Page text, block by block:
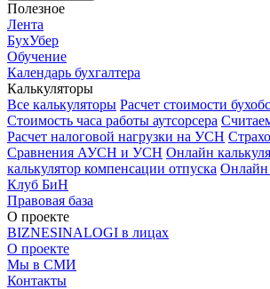
Полезное
Лента
БухУбер
Обучение
Календарь бухгалтера
Калькуляторы
Все калькуляторы Расчет стоимости
Стоимость часа работы аутсорсера
Расчет налоговой нагрузки на УСН
Сравнения АУСН и УСН Онлайн
калькулятор компенсации отпуска Онлайн
Клуб БиН
Правовая база
О проекте
BIZNESINALOGI в лицах
О проекте
Мы в СМИ
Контакты